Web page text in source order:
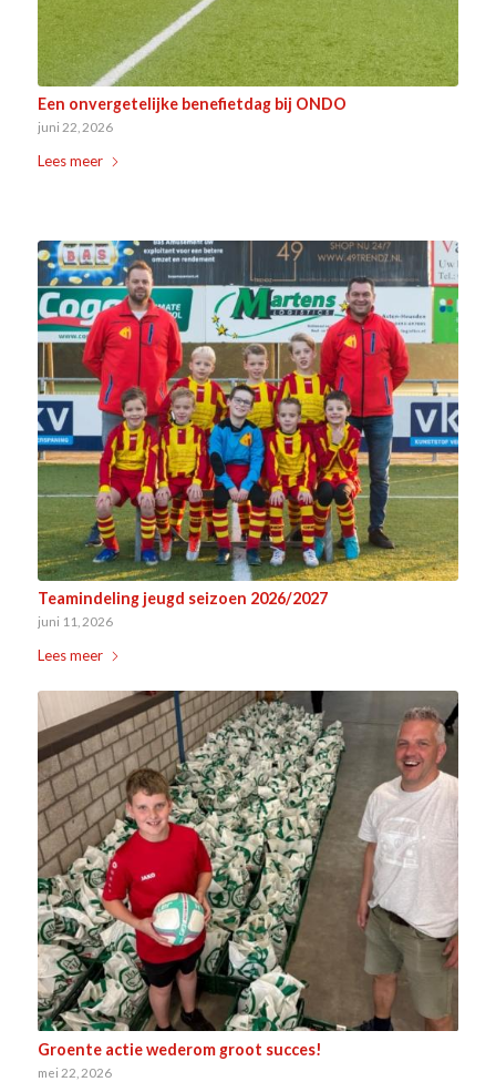
Een onvergetelijke benefietdag bij ONDO
juni 22, 2026
Lees meer
Teamindeling jeugd seizoen 2026/2027
juni 11, 2026
Lees meer
Groente actie wederom groot succes!
mei 22, 2026